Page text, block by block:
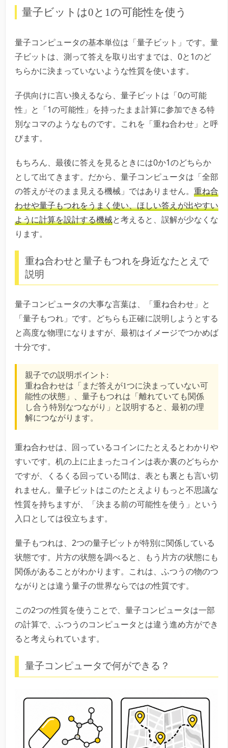
量子ビットは0と1の可能性を使う
量子コンピュータの基本単位は「量子ビット」です。量
子ビットは、測って答えを取り出すまでは、0と1のど
ちらかに決まっていないような性質を使います。
子供向けに言い換えるなら、量子ビットは「0の可能
性」と「1の可能性」を持ったまま計算に参加できる特
別なコマのようなものです。これを「重ね合わせ」と呼
びます。
もちろん、最後に答えを見るときには0か1のどちらか
として出てきます。だから、量子コンピュータは「全部
の答えがそのまま見える機械」ではありません。 重ね合
わせや量子もつれをうまく使い、ほしい答えが出やすい
ように計算を設計する機械と考えると、誤解が少なくな
ります。
重ね合わせと量子もつれを身近なたとえで
説明
量子コンピュータの大事な言葉は、「重ね合わせ」と
「量子もつれ」です。どちらも正確に説明しようとする
と高度な物理になりますが、最初はイメージでつかめば
十分です。
親子での説明ポイント:
重ね合わせは「まだ答えが1つに決まっていない可
能性の状態」、量子もつれは「離れていても関係
し合う特別なつながり」と説明すると、最初の理
解につながります。
重ね合わせは、回っているコインにたとえるとわかりや
すいです。机の上に止まったコインは表か裏のどちらか
ですが、くるくる回っている間は、表とも裏とも言い切
れません。量子ビットはこのたとえよりもっと不思議な
性質を持ちますが、「決まる前の可能性を使う」という
入口としては役立ちます。
量子もつれは、2つの量子ビットが特別に関係している
状態です。片方の状態を調べると、もう片方の状態にも
関係があることがわかります。これは、ふつうの物のつ
ながりとは違う量子の世界ならではの性質です。
この2つの性質を使うことで、量子コンピュータは一部
の計算で、ふつうのコンピュータとは違う進め方ができ
ると考えられています。
量子コンピュータで何ができる？